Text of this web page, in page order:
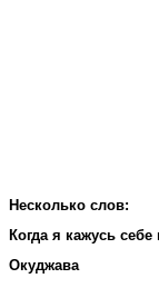
Несколько слов:
Когда я кажусь
Окуджава